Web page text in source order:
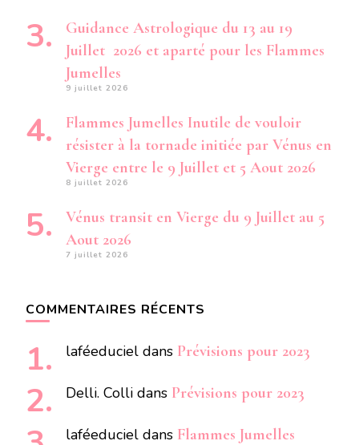
Guidance Astrologique du 13 au 19
Juillet 2026 et aparté pour les Flammes
Jumelles
9 juillet 2026
Flammes Jumelles Inutile de vouloir
résister à la tornade initiée par Vénus en
Vierge entre le 9 Juillet et 5 Aout 2026
8 juillet 2026
Vénus transit en Vierge du 9 Juillet au 5
Aout 2026
7 juillet 2026
COMMENTAIRES RÉCENTS
laféeduciel dans Prévisions pour 2023
Delli. Colli dans Prévisions pour 2023
laféeduciel dans Flammes Jumelles